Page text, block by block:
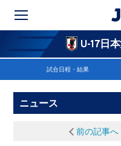
U-17日
試合日程・結果
ニュース
前の記事へ